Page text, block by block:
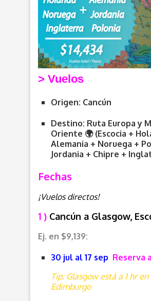
> Vuelos
Origen: Cancún
Destino: Ruta Europa y
Oriente 🌍 (Escocia +
Alemania + Noruega +
Jordania + Chipre +
Fechas
¡Vuelos directos!
1 ) Cancún a Glasgow,
Ej. en $9,139:
30 jul al 17 sep Reserva
Tip: Glasgow está a 1 hr en
Edimburgo